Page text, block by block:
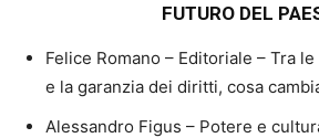
FUTURO DEL
Felice Romano – Editoriale – Tra
e la garanzia dei diritti, cosa
Alessandro Figus – Potere e